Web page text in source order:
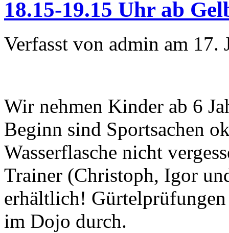
18.15-19.15 Uhr ab
Verfasst von admin am 17.
Wir nehmen Kinder ab 6
Beginn sind Sportsachen
Wasserflasche nicht
Trainer (Christoph, Igor
erhältlich!
im Dojo durch.